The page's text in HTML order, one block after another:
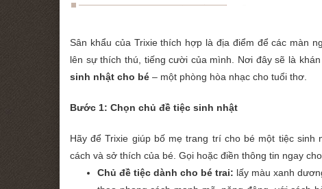
Sân khẩu của Trixie thích hợp là địa điểm để các màn
lên sự thích thú, tiếng cười của mình. Nơi đây sẽ là
sinh nhật cho bé – một phòng hòa nhạc cho tuổi thơ.
Bước 1: Chọn chủ đề tiệc sinh nhật
Hãy để Trixie giúp bố mẹ trang trí cho bé một tiệc
cách và sở thích của bé. Gọi hoặc điền thông tin ngay
Chủ đề tiệc dành cho bé trai: lấy màu xanh